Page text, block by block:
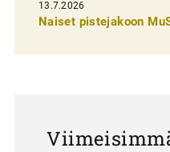
e
13.7.2026
Naiset pistejakoon